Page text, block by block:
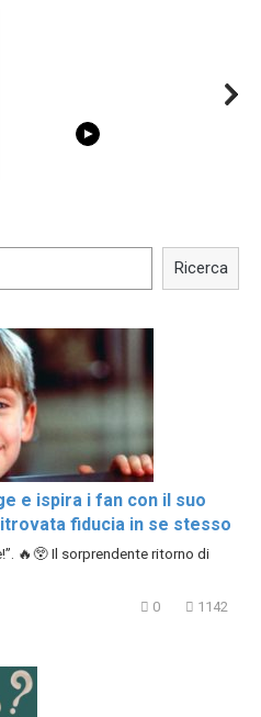
Trying BOLLYWOOD
Ricerca
e ispira i fan con il suo
fiducia in se stesso
🔥😲 Il sorprendente ritorno di
0 1142